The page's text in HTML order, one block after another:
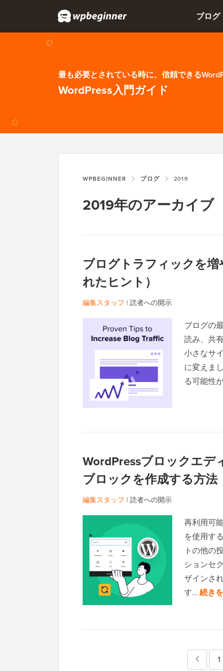
ブログ
最も必要とされている時に、信頼できる
WordPress入門ガイド
WPBEGINNER ブログ 2019
2019年のアーカイブ
ブログトラフィックを
れたヒント）
編集スタッフ | 読者への開示
ブログの
読み、共
小さなサ
に変えま
る可能性
WordPressブロックエデ
ブロックを作成する方法
編集スタッフ | 読者への開示
再利用可
を使用す
トの他の
ションセ
ザインさ
す… 続き
ペ
1